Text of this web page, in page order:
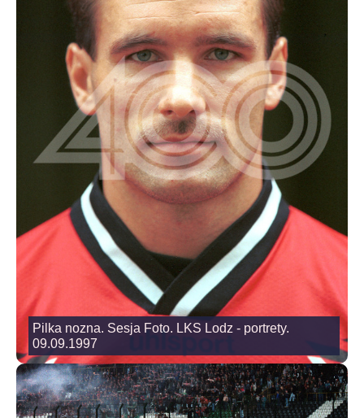
Pilka nozna. Sesja Foto. LKS Lodz - portrety.
09.09.1997